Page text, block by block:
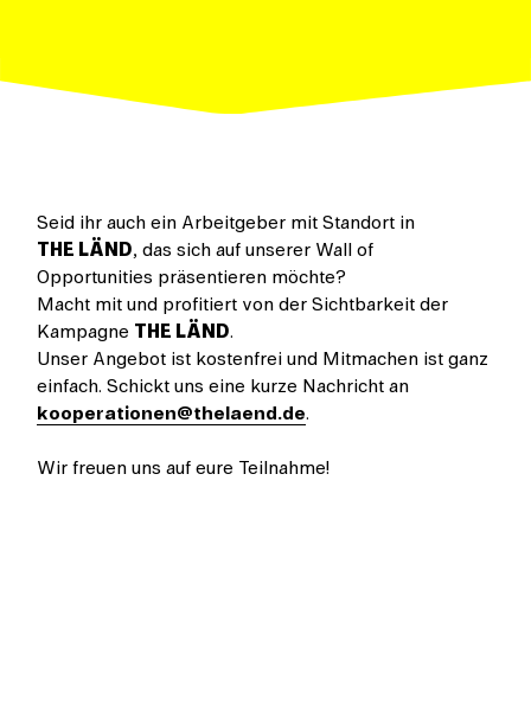
Seid ihr auch ein Arbeitgeber mit Standort in
THE LÄND, das sich auf unserer Wall of
Opportunities präsentieren möchte?
Macht mit und profitiert von der Sichtbarkeit der
Kampagne THE LÄND.
Unser Angebot ist kostenfrei und Mitmachen ist ganz
einfach. Schickt uns eine kurze Nachricht an
kooperationen@thelaend.de.
Wir freuen uns auf eure Teilnahme!